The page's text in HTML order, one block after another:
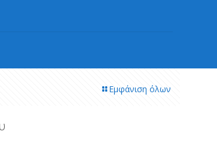
Εμφάνιση όλων